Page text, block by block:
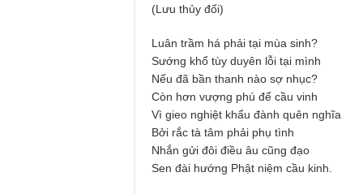
(Lưu thủy đối)
Luân trầm há phải tại mùa sinh?
Sướng khổ tùy duyên lỗi tại mình
Nếu đã bần thanh nào sợ nhục?
Còn hơn vượng phú để cầu vinh
Vì gieo nghiệt khẩu đành quên nghĩa
Bởi rắc tà tâm phải phụ tình
Nhắn gửi đôi điều âu cũng đạo
Sen đài hướng Phật niệm cầu kinh.